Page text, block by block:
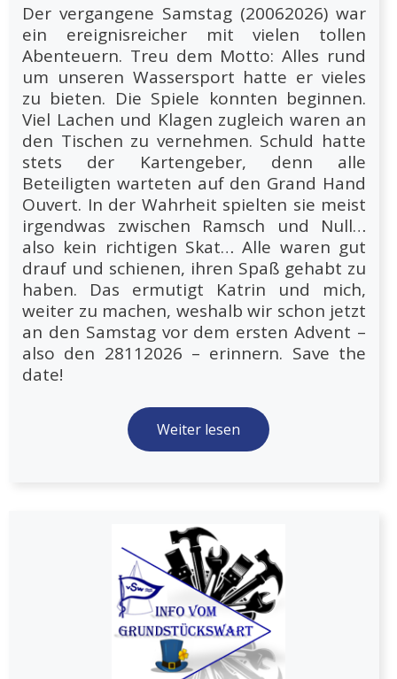
Der vergangene Samstag (20062026) war
ein ereignisreicher mit vielen tollen
Abenteuern. Treu dem Motto: Alles rund
um unseren Wassersport hatte er vieles
zu bieten. Die Spiele konnten beginnen.
Viel Lachen und Klagen zugleich waren an
den Tischen zu vernehmen. Schuld hatte
stets der Kartengeber, denn alle
Beteiligten warteten auf den Grand Hand
Ouvert. In der Wahrheit spielten sie meist
irgendwas zwischen Ramsch und Null…
also kein richtigen Skat… Alle waren gut
drauf und schienen, ihren Spaß gehabt zu
haben. Das ermutigt Katrin und mich,
weiter zu machen, weshalb wir schon jetzt
an den Samstag vor dem ersten Advent –
also den 28112026 – erinnern. Save the
date!
Weiter lesen